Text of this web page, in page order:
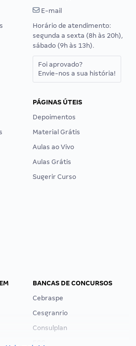
E-mail
Horário de atendimento:
segunda a sexta (8h às 20h),
sábado (9h às 13h).
Foi aprovado?
Envie-nos a sua história!
PÁGINAS ÚTEIS
Depoimentos
Material Grátis
Aulas ao Vivo
Aulas Grátis
Sugerir Curso
BANCAS DE CONCURSOS
Cebraspe
Cesgranrio
Consulplan